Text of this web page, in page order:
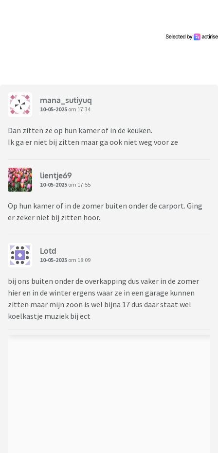
mana_sutiyuq
10-05-2025 om 17:34
Dan zitten ze op hun kamer of in de keuken.
Ik ga er niet bij zitten maar ga ook niet weg voor ze
lientje69
10-05-2025 om 17:55
Op hun kamer of in de zomer buiten onder de carport. Ging
er zeker niet bij zitten hoor.
Lotd
10-05-2025 om 18:09
bij ons buiten onder de overkapping dus vaker in de zomer
hier en in de winter ergens waar ze in een garage kunnen
zitten maar mijn zoon is wel bijna 17 dus daar staat wel
koelkastje muziek bij ect